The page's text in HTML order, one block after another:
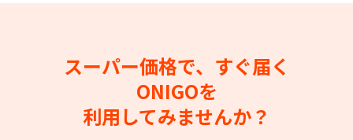
スーパー価格で、すぐ届く
ONIGOを
利用してみませんか？